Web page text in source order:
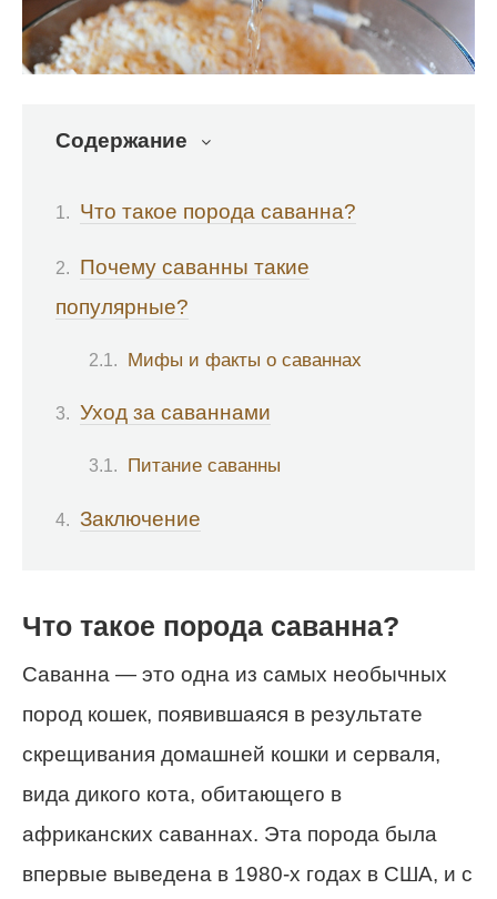
Содержание
Что такое порода саванна?
Почему саванны такие
популярные?
Мифы и факты о саваннах
Уход за саваннами
Питание саванны
Заключение
Что такое порода саванна?
Саванна — это одна из самых необычных
пород кошек, появившаяся в результате
скрещивания домашней кошки и серваля,
вида дикого кота, обитающего в
африканских саваннах. Эта порода была
впервые выведена в 1980-х годах в США, и с